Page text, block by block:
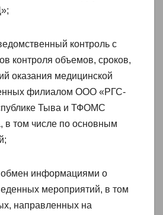
контроль с
контроля объемов, сроков,
оказания медицинской
филиалом ООО «РГС-
Тыва и ТФОМС
в том числе по основным
информациями о
мероприятий, в том
направленных на